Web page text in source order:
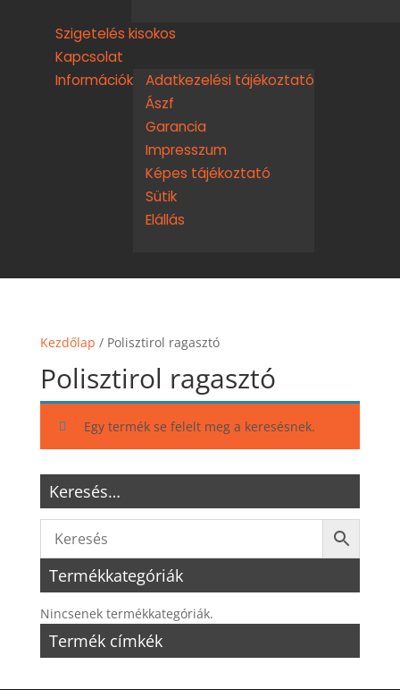
Szigetelés kisokos
Kapcsolat
Információk
Adatkezelési tájékoztató
Ászf
Garancia
Impresszum
Képes tájékoztató
Sütik
Elállás
Kezdőlap / Polisztirol ragasztó
Polisztirol ragasztó
Egy termék se felelt meg a keresésnek.
Keresés…
Termékkategóriák
Nincsenek termékkategóriák.
Termék címkék